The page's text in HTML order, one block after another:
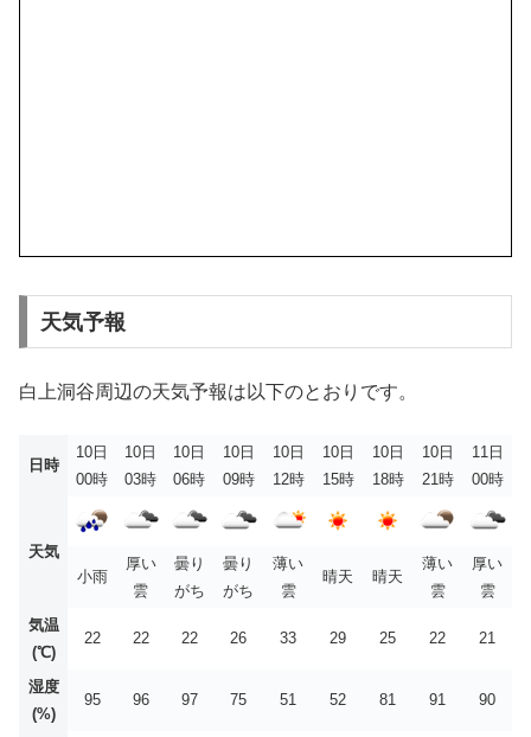
天気予報
白上洞谷周辺の天気予報は以下のとおりです。
日時
10日
00時
10日
03時
10日
06時
10日
09時
10日
12時
10日
15時
10日
18時
10日
21時
11日
00時
天気
小雨
厚い
雲
曇り
がち
曇り
がち
薄い
雲
晴天 晴天
薄い
雲
厚い
雲
気温
(℃)
22 22 22 26 33 29 25 22 21
湿度
(%)
95 96 97 75 51 52 81 91 90